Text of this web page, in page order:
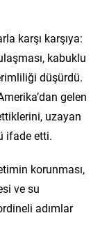
karşı karşıya:
kabuklu
düşürdü.
gelen
uzayan
ifade etti.
korunması,
ve su
adımlar